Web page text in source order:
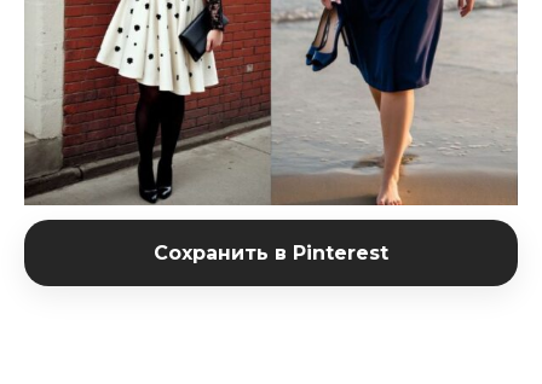
Сохранить в Pinterest